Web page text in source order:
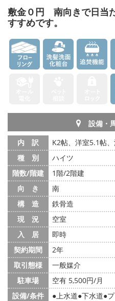
敷金０円 南向きで日当
すすめです。
設備・
内 訳
K2帖、洋室5.1帖
種 別
ハイツ
階数/階建
1階/2階建
向 き
南
構 造
鉄骨造
現 況
空室
入 居
即時
契約期間
2年
取引態様
一般媒介
駐車場
空有 5,500円/月
設備/条件
上水道 下水道